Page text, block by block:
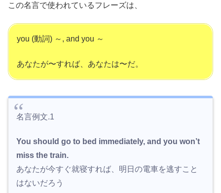
この名言で使われているフレーズは、
you (動詞) ～, and you ～
あなたが〜すれば、あなたは〜だ。
名言例文.1
You should go to bed immediately, and you won’t
miss the train.
あなたが今すぐ就寝すれば、明日の電車を逃すこと
はないだろう